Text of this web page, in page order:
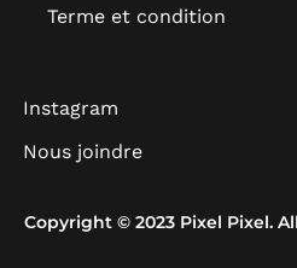
Terme et condition
Instagram
Nous joindre
Copyright © 2023 Pixel Pixel.